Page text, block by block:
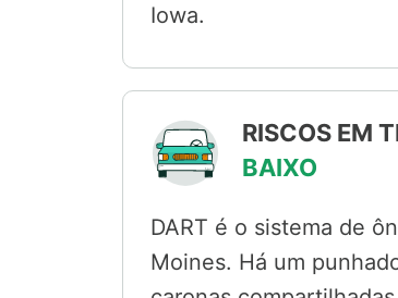
Iowa.
RISCOS EM
BAIXO
DART é o sistema de
Moines. Há um